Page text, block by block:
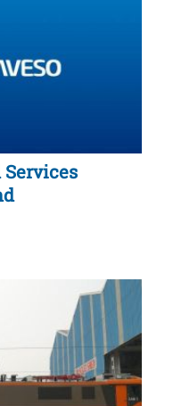
Services